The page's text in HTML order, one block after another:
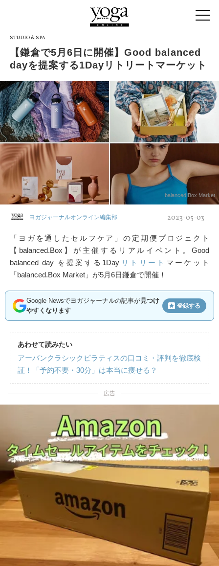
STUDIO & SPA
【鎌倉で5月6日に開催】Good balanced
dayを提案する1Dayリトリートマーケット
balanced.Box Market
ヨガジャーナルオンライン編集部 2023-05-03
「ヨガを通したセルフケア」の定期便プロジェクト
【balanced.Box】が主催するリアルイベント。Good
balanced day を提案する1Day リトリート マーケット
「balanced.Box Market」が5月6日鎌倉で開催！
Google Newsでヨガジャーナルの記事が見つけ
やすくなります
登録する
あわせて読みたい
アーバンクラシックピラティスの口コミ・評判を徹底検
証！「予約不要・30分」は本当に痩せる？
広告